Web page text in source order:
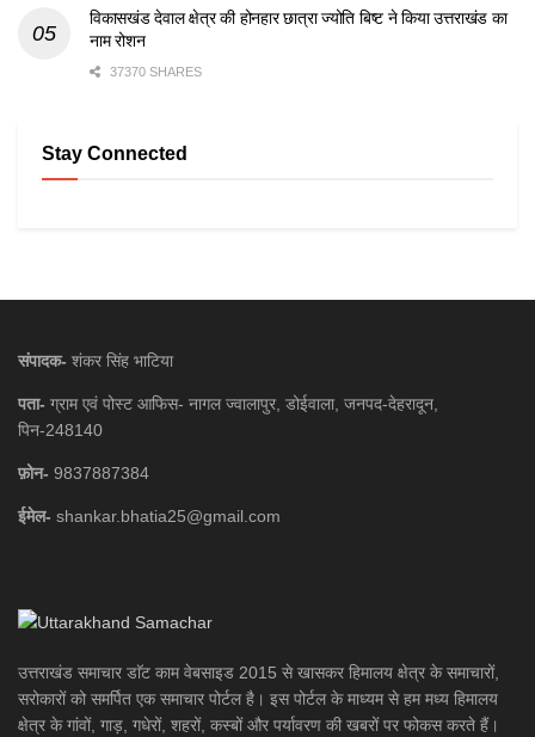
विकासखंड देवाल क्षेत्र की होनहार छात्रा ज्योति बिष्ट ने किया उत्तराखंड का
नाम रोशन
37370 SHARES
Stay Connected
संपादक- शंकर सिंह भाटिया
पता- ग्राम एवं पोस्ट आफिस- नागल ज्वालापुर, डोईवाला, जनपद-देहरादून,
पिन-248140
फ़ोन- 9837887384
ईमेल- shankar.bhatia25@gmail.com
उत्तराखंड समाचार डाॅट काम वेबसाइड 2015 से खासकर हिमालय क्षेत्र के समाचारों,
सरोकारों को समर्पित एक समाचार पोर्टल है। इस पोर्टल के माध्यम से हम मध्य हिमालय
क्षेत्र के गांवों, गाड़, गधेरों, शहरों, कस्बों और पर्यावरण की खबरों पर फोकस करते हैं।